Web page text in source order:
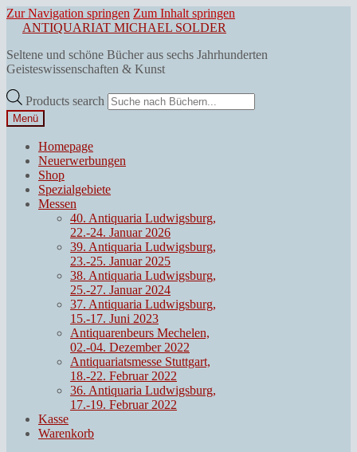
Zur Navigation springen Zum Inhalt springen
ANTIQUARIAT MICHAEL SOLDER
Seltene und schöne Bücher aus sechs Jahrhunderten
Geisteswissenschaften & Kunst
Products search
Menü
Homepage
Neuerwerbungen
Shop
Spezialgebiete
Messen
40. Antiquaria Ludwigsburg,
22.-24. Januar 2026
39. Antiquaria Ludwigsburg,
23.-25. Januar 2025
38. Antiquaria Ludwigsburg,
25.-27. Januar 2024
37. Antiquaria Ludwigsburg,
15.-17. Juni 2023
Antiquarenbeurs Mechelen,
02.-04. Dezember 2022
Antiquariatsmesse Stuttgart,
18.-22. Februar 2022
36. Antiquaria Ludwigsburg,
17.-19. Februar 2022
Kasse
Warenkorb